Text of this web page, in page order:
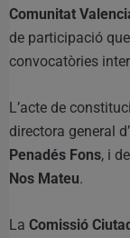
Comunitat
de participació
convocatòries
L’acte de
directora general d’
Penadés Fons, i
Nos Mateu.
La Comissió